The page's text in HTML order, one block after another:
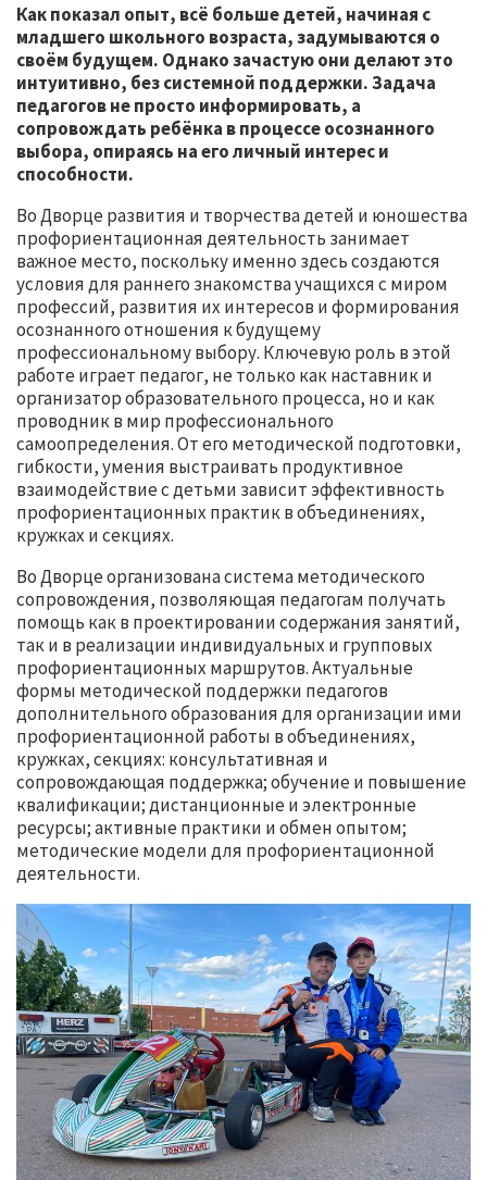
Как показал опыт, всё больше детей, начиная с
младшего школьного возраста, задумываются о
своём будущем. Однако зачастую они делают это
интуитивно, без системной поддержки. Задача
педагогов не просто информировать, а
сопровождать ребёнка в процессе осознанного
выбора, опираясь на его личный интерес и
способности.
Во Дворце развития и творчества детей и юношества
профориентационная деятельность занимает
важное место, поскольку именно здесь создаются
условия для раннего знакомства учащихся с миром
профессий, развития их интересов и формирования
осознанного отношения к будущему
профессиональному выбору. Ключевую роль в этой
работе играет педагог, не только как наставник и
организатор образовательного процесса, но и как
проводник в мир профессионального
самоопределения. От его методической подготовки,
гибкости, умения выстраивать продуктивное
взаимодействие с детьми зависит эффективность
профориентационных практик в объединениях,
кружках и секциях.
Во Дворце организована система методического
сопровождения, позволяющая педагогам получать
помощь как в проектировании содержания занятий,
так и в реализации индивидуальных и групповых
профориентационных маршрутов. Актуальные
формы методической поддержки педагогов
дополнительного образования для организации ими
профориентационной работы в объединениях,
кружках, секциях: консультативная и
сопровождающая поддержка; обучение и повышение
квалификации; дистанционные и электронные
ресурсы; активные практики и обмен опытом;
методические модели для профориентационной
деятельности.